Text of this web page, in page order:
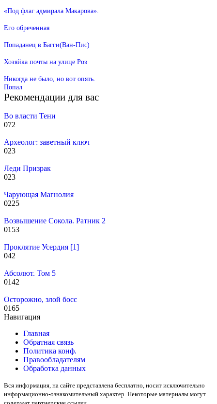
«Под флаг адмирала Макарова».
Его обреченная
Попаданец в Багги(Ван-Пис)
Хозяйка почты на улице Роз
Никогда не было, но вот опять.
Попал
Рекомендации для вас
Во власти Тени
072
Археолог: заветный ключ
023
Леди Призрак
023
Чарующая Магнолия
0225
Возвышение Сокола. Ратник 2
0153
Проклятие Усердия [1]
042
Абсолют. Том 5
0142
Осторожно, злой босс
0165
Навигация
Главная
Обратная связь
Политика конф.
Правообладателям
Обработка данных
Вся информация, на сайте представлена бесплатно, носит исключительно
информационно-ознакомительный характер. Некоторые материалы могут